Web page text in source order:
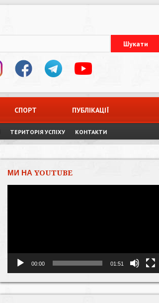
СПОРТ ПУБЛІКАЦІЇ
ТЕРИТОРІЯ УСПІХУ КОНТАКТИ
МИ НА YOUTUBE
00:00 01:51